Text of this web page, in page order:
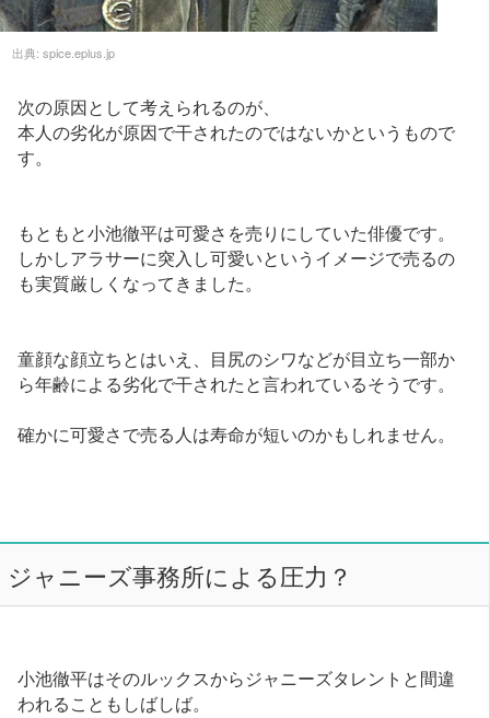
出典: spice.eplus.jp
次の原因として考えられるのが、
本人の劣化が原因で干されたのではないかというもので
す。
もともと小池徹平は可愛さを売りにしていた俳優です。
しかしアラサーに突入し可愛いというイメージで売るの
も実質厳しくなってきました。
童顔な顔立ちとはいえ、目尻のシワなどが目立ち一部か
ら年齢による劣化で干されたと言われているそうです。
確かに可愛さで売る人は寿命が短いのかもしれません。
ジャニーズ事務所による圧力？
小池徹平はそのルックスからジャニーズタレントと間違
われることもしばしば。